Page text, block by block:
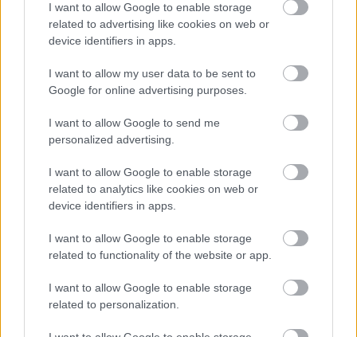
I want to allow Google to enable storage
related to advertising like cookies on web or
device identifiers in apps.
I want to allow my user data to be sent to
Google for online advertising purposes.
I want to allow Google to send me
personalized advertising.
I want to allow Google to enable storage
related to analytics like cookies on web or
device identifiers in apps.
I want to allow Google to enable storage
related to functionality of the website or app.
I want to allow Google to enable storage
related to personalization.
Rendezvény Tánc Győr-Moson-Sopron megye